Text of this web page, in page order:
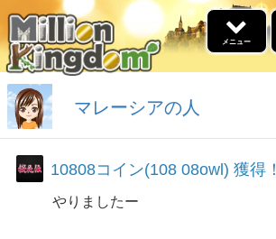
メニュー
ゲーム
景品交換
福引
名声ランキング
5リール
マレーシアの人
10808コイン(108 08owl) 獲得！
やりましたー